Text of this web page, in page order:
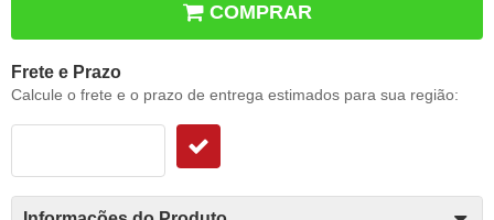
COMPRAR
Frete e Prazo
Calcule o frete e o prazo de entrega estimados para sua região: